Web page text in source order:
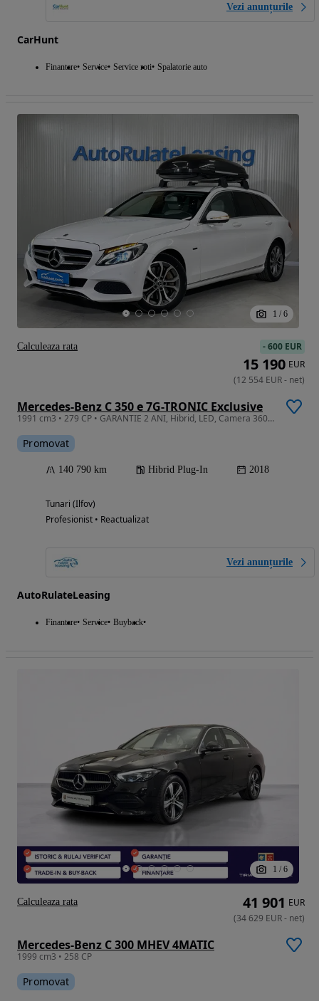
Vezi anunțurile
CarHunt
Finantare Service Service roti Spalatorie auto
1 / 6
Mercedes-Benz C 350 e 7G-TRONIC Exclusive
1991 cm3 • 279 CP • GARANTIE 2 ANI, Hibrid, LED, Camera 360, Scaune incalzite, Piele
Promovat
140 790 km Hibrid Plug-In 2018
Tunari (Ilfov)
Profesionist • Reactualizat
Vezi anunțurile
AutoRulateLeasing
Finantare Service Buyback
-600 EUR
15 190 EUR
(12 554 EUR- net)
Calculeaza rata
1 / 6
Mercedes-Benz C 300 MHEV 4MATIC
1999 cm3 • 258 CP
Promovat
41 901 EUR
(34 629 EUR- net)
Calculeaza rata